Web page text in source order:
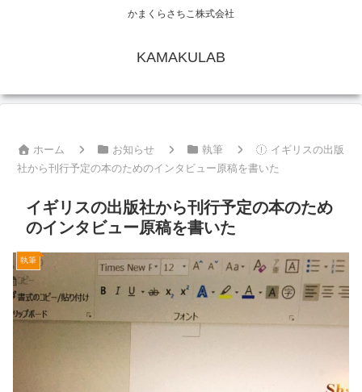
かまくらさちこ株式会社
KAMAKULAB
ホーム お知らせ 執筆
イギリスの出版
社から刊行予定の本のためのインタビュー原稿を書いた
イギリスの出版社から刊行予定の本のため
のインタビュー原稿を書いた
執筆